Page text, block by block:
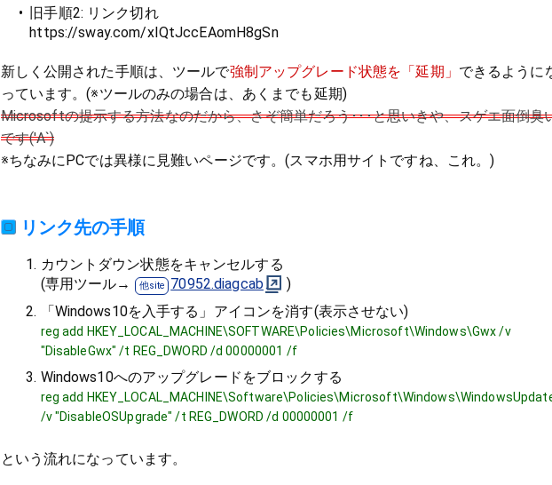
旧手順2: リンク切れ
https://sway.com/xIQtJccEAomH8gSn
新しく公開された手順は、ツールで強制アップグレード状態を「延期」 できるように
っています。(※ツールのみの場合は、あくまでも延期)
Microsoftの提示する方法なのだから、さぞ簡単だろう･･･と思いきや、スゲエ面倒臭
です('Α`)
※ちなみにPCでは異様に見難いページです。(スマホ用サイトですね、これ。)
リンク先の手順
カウントダウン状態をキャンセルする
(専用ツール→
70952.diagcab
)
「Windows10を入手する」アイコンを消す(表示させない)
reg add HKEY_LOCAL_MACHINE\SOFTWARE\Policies\Microsoft\Windows\Gwx /v
"DisableGwx" /t REG_DWORD /d 00000001 /f
Windows10へのアップグレードをブロックする
reg add
/v "DisableOSUpgrade" /t REG_DWORD /d 00000001 /f
という流れになっています。